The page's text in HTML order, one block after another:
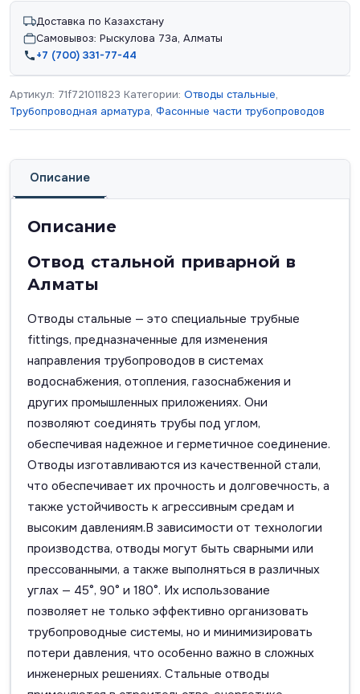
Доставка по Казахстану
Самовывоз: Рыскулова 73а, Алматы
+7 (700) 331-77-44
Артикул: 71f721011823 Категории: Отводы стальные,
Трубопроводная арматура, Фасонные части трубопроводов
Описание
Описание
Отвод стальной приварной в
Алматы
Отводы стальные — это специальные трубные
fittings, предназначенные для изменения
направления трубопроводов в системах
водоснабжения, отопления, газоснабжения и
других промышленных приложениях. Они
позволяют соединять трубы под углом,
обеспечивая надежное и герметичное соединение.
Отводы изготавливаются из качественной стали,
что обеспечивает их прочность и долговечность, а
также устойчивость к агрессивным средам и
высоким давлениям.В зависимости от технологии
производства, отводы могут быть сварными или
прессованными, а также выполняться в различных
углах — 45°, 90° и 180°. Их использование
позволяет не только эффективно организовать
трубопроводные системы, но и минимизировать
потери давления, что особенно важно в сложных
инженерных решениях. Стальные отводы